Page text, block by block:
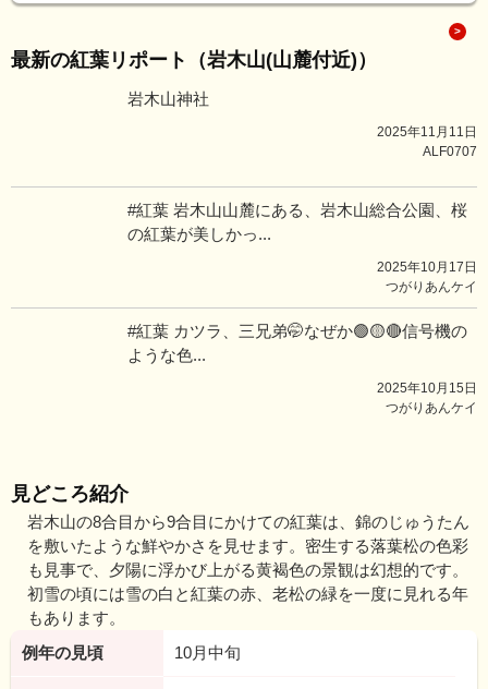
最新の紅葉リポート（岩木山(山麓付近)）
岩木山神社
2025年11月11日
ALF0707
#紅葉 岩木山山麓にある、岩木山総合公園、桜
の紅葉が美しかっ...
2025年10月17日
つがりあんケイ
#紅葉 カツラ、三兄弟🤭なぜか🟢🟡🔴信号機の
ような色...
2025年10月15日
つがりあんケイ
見どころ紹介
岩木山の8合目から9合目にかけての紅葉は、錦のじゅうたん
を敷いたような鮮やかさを見せます。密生する落葉松の色彩
も見事で、夕陽に浮かび上がる黄褐色の景観は幻想的です。
初雪の頃には雪の白と紅葉の赤、老松の緑を一度に見れる年
もあります。
例年の見頃
10月中旬